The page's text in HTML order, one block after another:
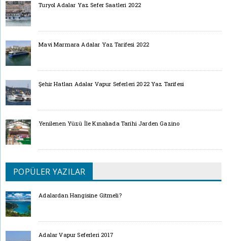
Turyol Adalar Yaz Sefer Saatleri 2022
Mavi Marmara Adalar Yaz Tarifesi 2022
Şehir Hatları Adalar Vapur Seferleri 2022 Yaz Tarifesi
Yenilenen Yüzü İle Kınalıada Tarihi Jarden Gazino
POPÜLER YAZILAR
Adalardan Hangisine Gitmeli?
Adalar Vapur Seferleri 2017